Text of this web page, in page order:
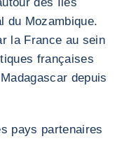
du Mozambique.
la France au sein
françaises
depuis
pays partenaires